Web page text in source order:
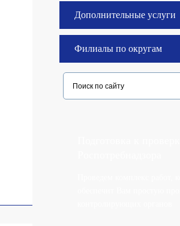
Дополнительные услуги
Филиалы по округам